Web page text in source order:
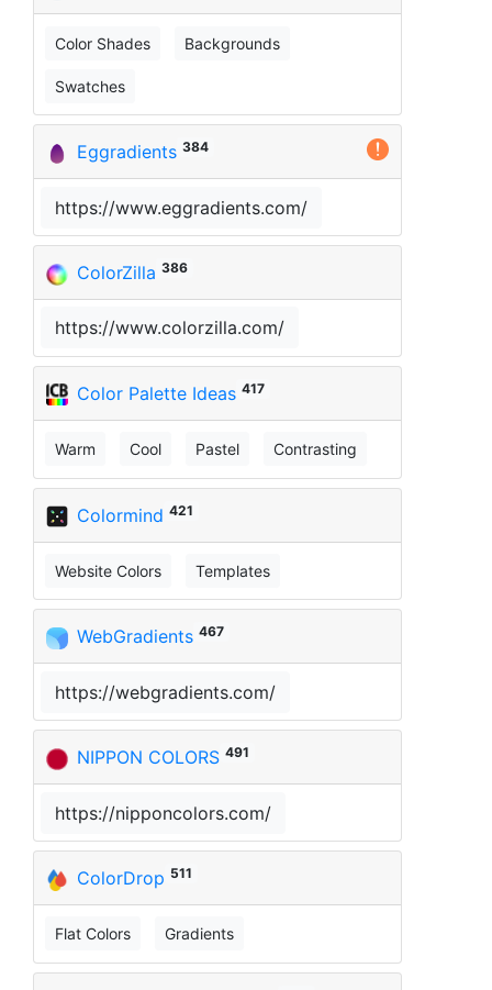
Color Shades Backgrounds
Swatches
Eggradients 384
https://www.eggradients.com/
ColorZilla 386
https://www.colorzilla.com/
Color Palette Ideas 417
Warm Cool Pastel Contrasting
Colormind 421
Website Colors Templates
WebGradients 467
https://webgradients.com/
NIPPON COLORS 491
https://nipponcolors.com/
ColorDrop 511
Flat Colors Gradients